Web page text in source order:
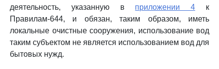
деятельность, указанную в приложении 4 к
Правилам-644, и обязан, таким образом, иметь
локальные очистные сооружения, использование вод
таким субъектом не является использованием вод для
бытовых нужд.